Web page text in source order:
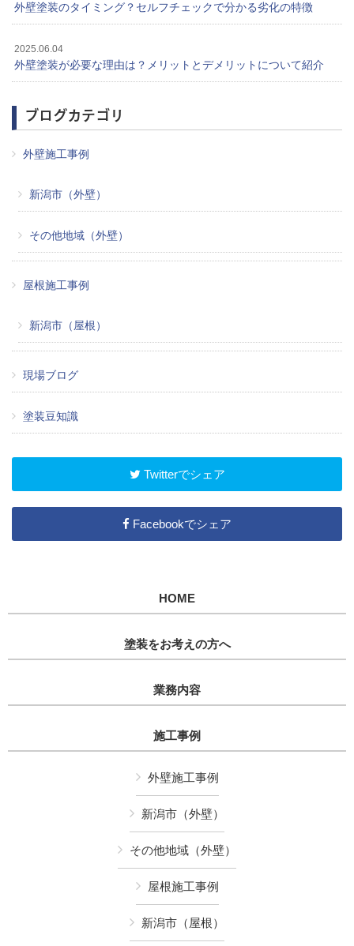
外壁塗装のタイミング？セルフチェックで分かる劣化の特徴
2025.06.04
外壁塗装が必要な理由は？メリットとデメリットについて紹介
ブログカテゴリ
外壁施工事例
新潟市（外壁）
その他地域（外壁）
屋根施工事例
新潟市（屋根）
現場ブログ
塗装豆知識
Twitterでシェア
Facebookでシェア
HOME
塗装をお考えの方へ
業務内容
施工事例
外壁施工事例
新潟市（外壁）
その他地域（外壁）
屋根施工事例
新潟市（屋根）